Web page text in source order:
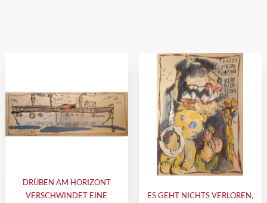
DRÜBEN AM HORIZONT
VERSCHWINDET EINE
ES GEHT NICHTS VERLOREN,